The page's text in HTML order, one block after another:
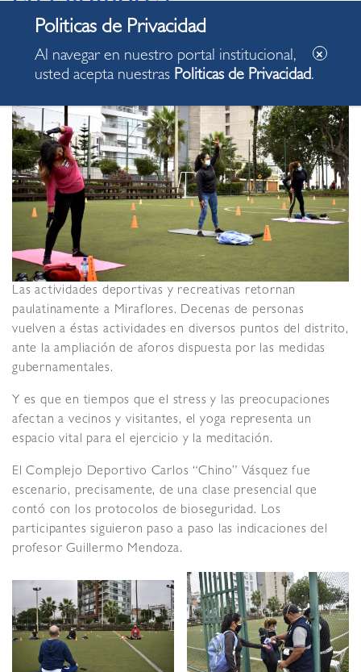
18.06.2021
Las actividades deportivas y recreativas retornan
paulatinamente a Miraflores. Decenas de personas
vuelven a éstas actividades en diversos puntos del distrito,
ante la ampliación de aforos dispuesta por las medidas
gubernamentales.
Y es que en tiempos que el stress y las preocupaciones
afectan a vecinos y visitantes, el yoga representa un
espacio vital para el ejercicio y la meditación.
El Complejo Deportivo Carlos “Chino” Vásquez fue
escenario, precisamente, de una clase presencial que
contó con los protocolos de bioseguridad. Los
participantes siguieron paso a paso las indicaciones del
profesor Guillermo Mendoza.
Al navegar en nuestro portal institucional,
usted acepta nuestras Politicas de Privacidad.